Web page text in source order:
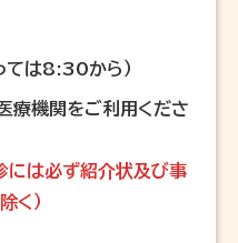
ては8:30から）
療機関をご利用くださ
には必ず紹介状及び事
く）